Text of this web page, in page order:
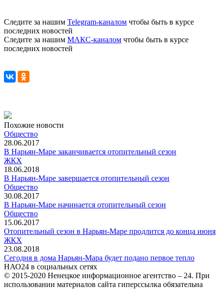
Следите за нашим Telegram-каналом чтобы быть в курсе
последних новостей
Следите за нашим МАКС-каналом чтобы быть в курсе
последних новостей
Похожие новости
Общество
28.06.2017
В Нарьян-Маре заканчивается отопительный сезон
ЖКХ
18.06.2018
В Нарьян-Маре завершается отопительный сезон
Общество
30.08.2017
В Нарьян-Маре начинается отопительный сезон
Общество
15.06.2017
Отопительный сезон в Нарьян-Маре продлится до конца июня
ЖКХ
23.08.2018
Сегодня в дома Нарьян-Мара будет подано первое тепло
НАО24 в социальных сетях
© 2015-2020 Ненецкое информационное агентство – 24. При
использовании материалов сайта гиперссылка обязательна